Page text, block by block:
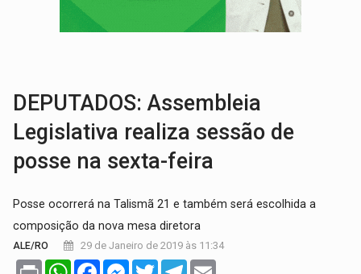
A ILHA: Coreografia de Rondônia estreia na programação do Festival de
DEPUTADOS: Assembleia
Legislativa realiza sessão de
posse na sexta-feira
Posse ocorrerá na Talismã 21 e também será escolhida a
composição da nova mesa diretora
ALE/RO 29 de Janeiro de 2019 às 11:34
Print WhatsAppFacebookMessenger
TwitterTelegram